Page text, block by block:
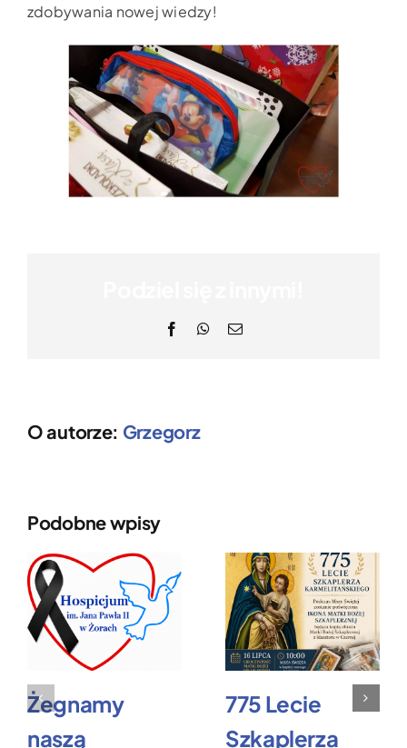
zdobywania nowej wiedzy!
FacebookWhatsApp
Email
O autorze: Grzegorz
Podobne wpisy
Żegnamy
naszą
775 Lecie
Szkaplerza